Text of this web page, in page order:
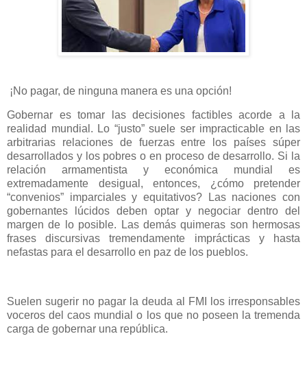
¡No pagar, de ninguna manera es una opción!
Gobernar es tomar las decisiones factibles acorde a la
realidad mundial. Lo “justo” suele ser impracticable en las
arbitrarias relaciones de fuerzas entre los países súper
desarrollados y los pobres o en proceso de desarrollo. Si la
relación armamentista y económica mundial es
extremadamente desigual, entonces, ¿cómo pretender
“convenios” imparciales y equitativos? Las naciones con
gobernantes lúcidos deben optar y negociar dentro del
margen de lo posible. Las demás quimeras son hermosas
frases discursivas tremendamente imprácticas y hasta
nefastas para el desarrollo en paz de los pueblos.
Suelen sugerir no pagar la deuda al FMI los irresponsables
voceros del caos mundial o los que no poseen la tremenda
carga de gobernar una república.